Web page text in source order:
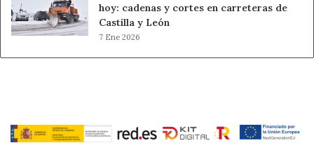
hoy: cadenas y cortes en carreteras de
Castilla y León
7 Ene 2026